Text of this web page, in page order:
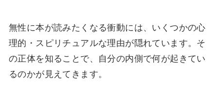
無性に本が読みたくなる衝動には、いくつかの心
理的・スピリチュアルな理由が隠れています。そ
の正体を知ることで、自分の内側で何が起きてい
るのかが見えてきます。